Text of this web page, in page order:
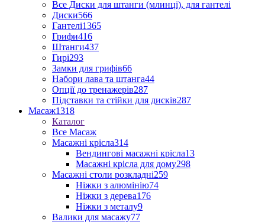
Все Диски для штанги (млинці), для гантелі
Диски566
Гантелі1365
Грифи416
Штанги437
Гирі293
Замки для грифів66
Набори лава та штанга44
Опції до тренажерів287
Підставки та стійки для дисків287
Масаж1318
Каталог
Все Масаж
Масажні крісла314
Вендингові масажні крісла13
Масажні крісла для дому298
Масажні столи розкладні259
Ніжки з алюмінію74
Ніжки з дерева176
Ніжки з металу9
Валики для масажу77